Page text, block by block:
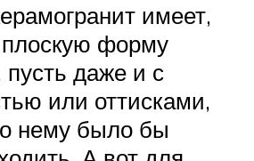
имеет,
плоскую форму
пусть даже и с
или оттисками,
нему было бы